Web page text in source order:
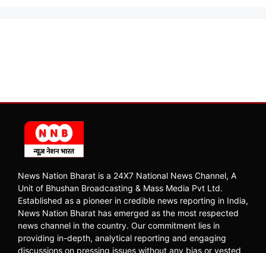
News Nation Bharat is a 24X7 National News Channel, A
Unit of Bhushan Broadcasting & Mass Media Pvt Ltd.
Established as a pioneer in credible news reporting in India,
News Nation Bharat has emerged as the most respected
news channel in the country. Our commitment lies in
providing in-depth, analytical reporting and engaging
discussions on pressing issues without any bias or vested